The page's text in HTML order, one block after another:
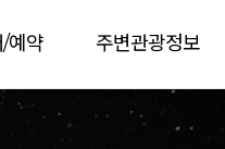
예약 주변관광정보